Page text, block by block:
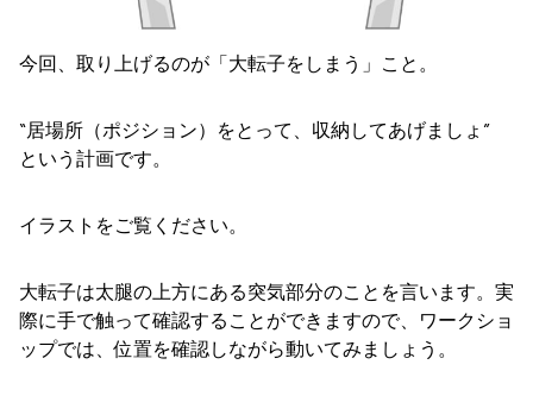
今回、取り上げるのが「大転子をしまう」こと。
“居場所（ポジション）をとって、収納してあげましょ”
という計画です。
イラストをご覧ください。
大転子は太腿の上方にある突気部分のことを言います。実
際に手で触って確認することができますので、ワークショ
ップでは、位置を確認しながら動いてみましょう。